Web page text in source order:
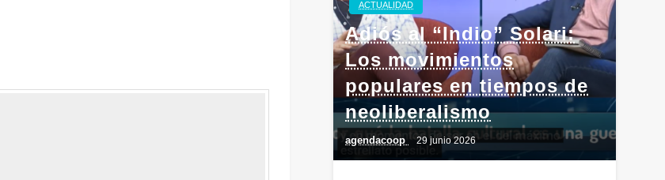
ACTUALIDAD
Adiós al “Indio” Solari:
Los movimientos
populares en tiempos de
neoliberalismo
agendacoop 29 junio 2026